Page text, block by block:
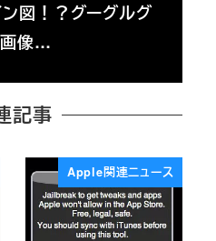
図！？グーグルグ
画像…
記事
Apple関連ニュース